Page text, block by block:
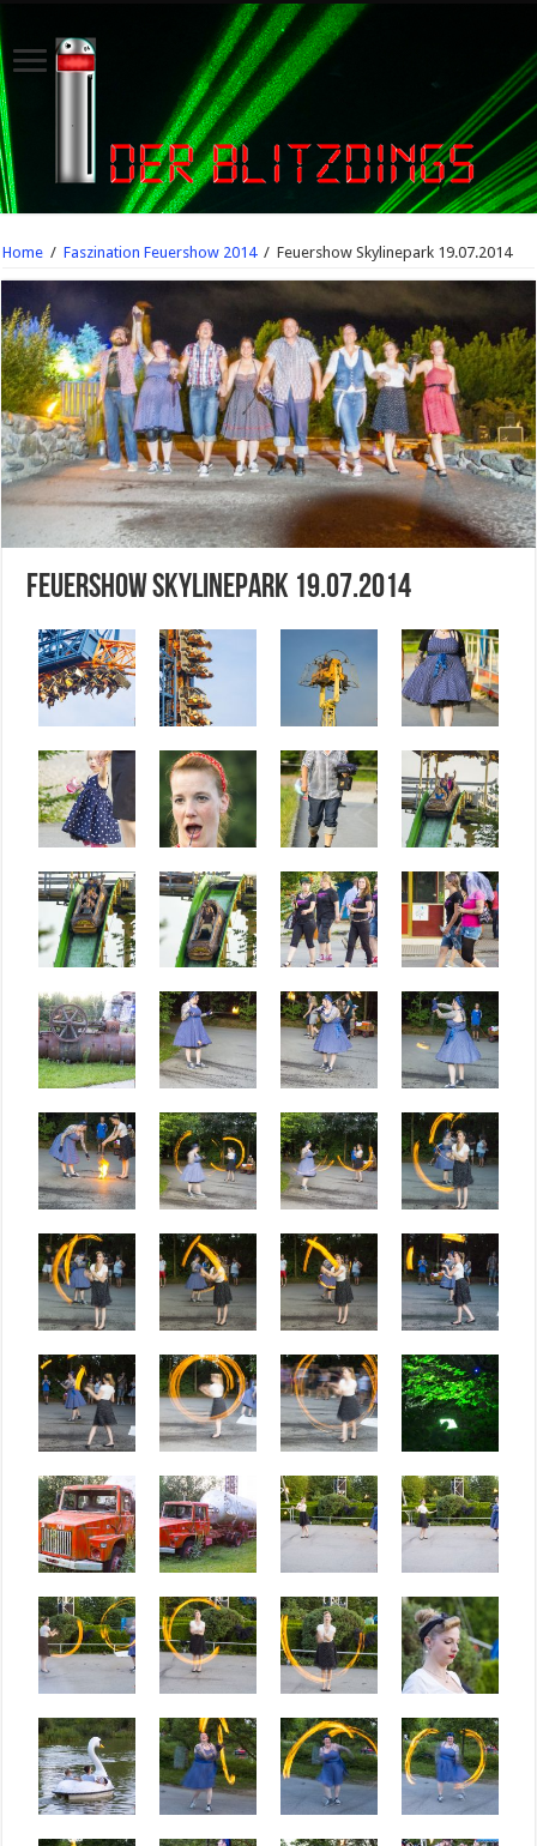
Home / Faszination Feuershow 2014 / Feuershow Skylinepark 19.07.2014
Feuershow Skylinepark 19.07.2014